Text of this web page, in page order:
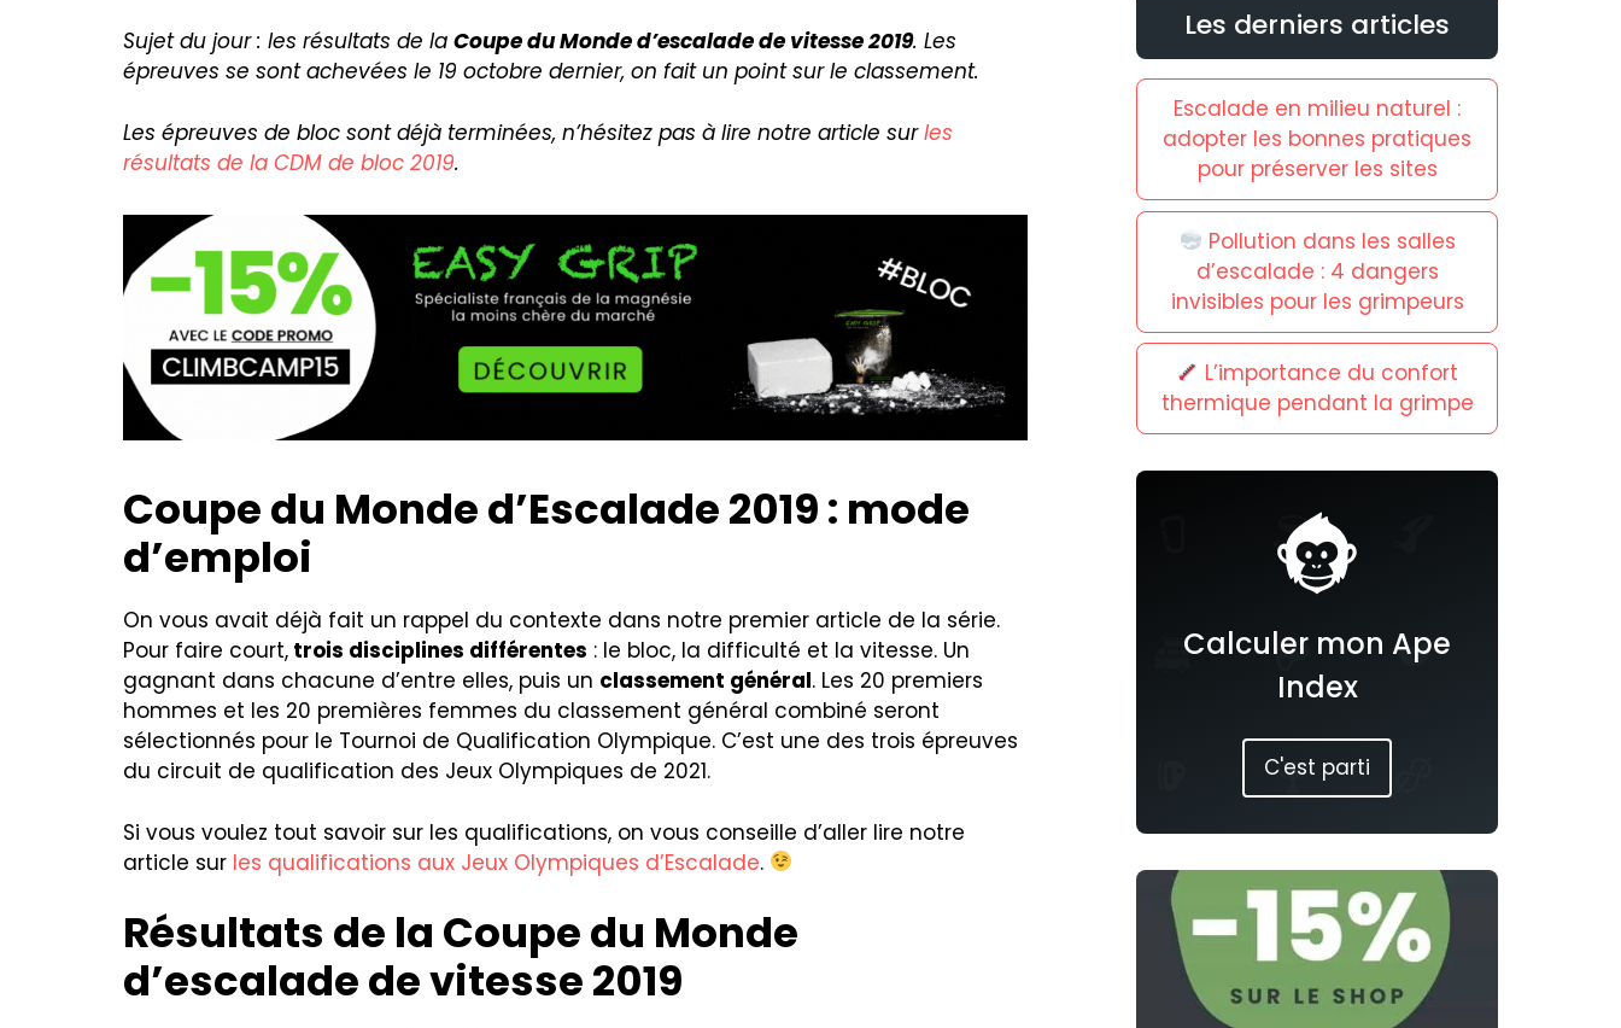
Sujet du jour : les résultats de la Coupe du Monde d’escalade de vitesse 2019. Les
épreuves se sont achevées le 19 octobre dernier, on fait un point sur le classement.
Les épreuves de bloc sont déjà terminées, n’hésitez pas à lire notre article surles
résultats de la CDM de bloc 2019.
Coupe du Monde d’Escalade 2019 : mode
d’emploi
On vous avait déjà fait un rappel du contexte dans notre premier article de la série.
Pour faire court, trois disciplines différentes : le bloc, la difficulté et la vitesse. Un
gagnant dans chacune d’entre elles, puis un classement général. Les 20 premiers
hommes et les 20 premières femmes du classement général combiné seront
sélectionnés pour le Tournoi de Qualification Olympique. C’est une des trois épreuves
du circuit de qualification des Jeux Olympiques de 2021.
Si vous voulez tout savoir sur les qualifications, on vous conseille d’aller lire notre
article sur les qualifications aux Jeux Olympiques d’Escalade.
Résultats de la Coupe du Monde
d’escalade de vitesse 2019
Les derniers articles
Escalade en milieu naturel :
adopter les bonnes pratiques
pour préserver les sites
Pollution dans les salles
d’escalade : 4 dangers
invisibles pour les grimpeurs
L’importance du confort
thermique pendant la grimpe
Calculer mon Ape
Index
C'est parti